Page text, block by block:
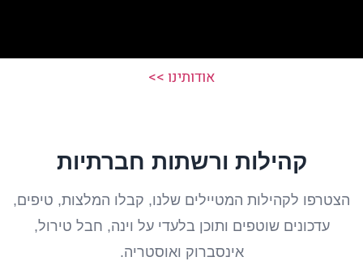
אודותינו >>
קהילות ורשתות חברתיות
הצטרפו לקהילות המטיילים שלנו, קבלו המלצות, טיפים,
עדכונים שוטפים ותוכן בלעדי על וינה, חבל טירול,
אינסברוק ואוסטריה.